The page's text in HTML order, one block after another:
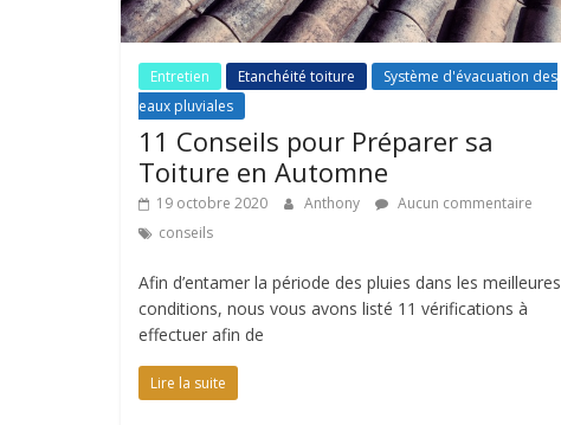
Entretien Etanchéité toiture
Système d'évacuation des
eaux pluviales
11 Conseils pour Préparer sa
Toiture en Automne
19 octobre 2020 Anthony
Aucun commentaire
conseils
Afin d’entamer la période des pluies dans les meilleures
conditions, nous vous avons listé 11 vérifications à
effectuer afin de
Lire la suite